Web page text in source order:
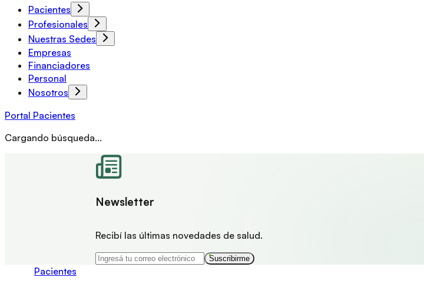
Pacientes
Profesionales
Nuestras Sedes
Empresas
Financiadores
Personal
Nosotros
Portal Pacientes
Cargando búsqueda...
Newsletter
Recibí las últimas novedades de salud.
Suscribirme
Pacientes